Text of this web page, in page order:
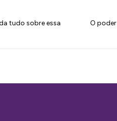
tudo sobre essa
O